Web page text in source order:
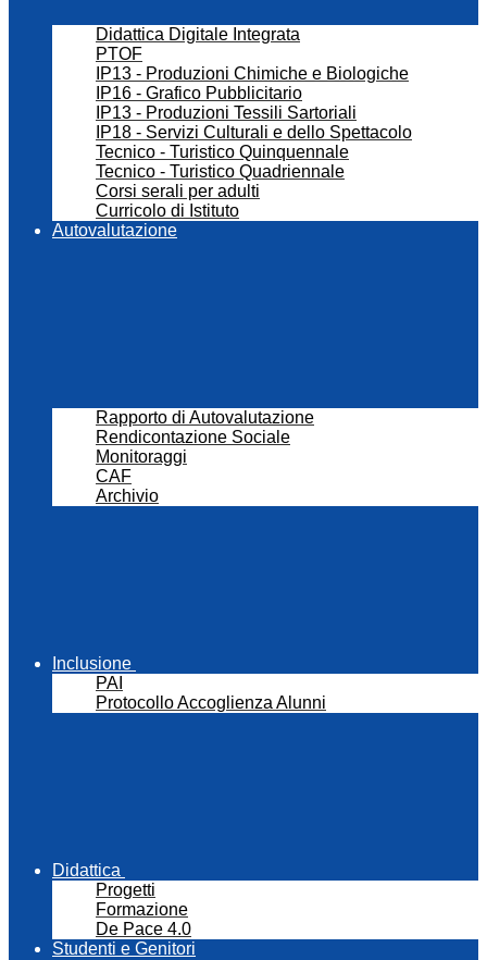
Didattica Digitale Integrata
PTOF
IP13 - Produzioni Chimiche e Biologiche
IP16 - Grafico Pubblicitario
IP13 - Produzioni Tessili Sartoriali
IP18 - Servizi Culturali e dello Spettacolo
Tecnico - Turistico Quinquennale
Tecnico - Turistico Quadriennale
Corsi serali per adulti
Curricolo di Istituto
Autovalutazione
Rapporto di Autovalutazione
Rendicontazione Sociale
Monitoraggi
CAF
Archivio
Inclusione
PAI
Protocollo Accoglienza Alunni
Didattica
Progetti
Formazione
De Pace 4.0
Studenti e Genitori